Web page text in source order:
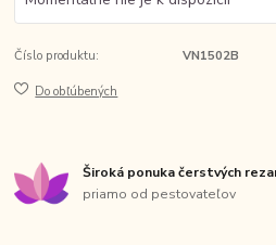
Číslo produktu: VN1502B
Do obľúbených
Široká ponuka čerstvých
priamo od pestovateľov